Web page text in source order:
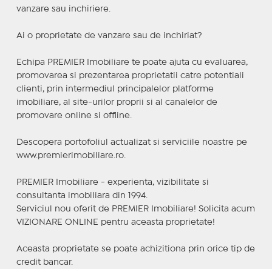
vanzare sau inchiriere.
Ai o proprietate de vanzare sau de inchiriat?
Echipa PREMIER Imobiliare te poate ajuta cu evaluarea,
promovarea si prezentarea proprietatii catre potentiali
clienti, prin intermediul principalelor platforme
imobiliare, al site-urilor proprii si al canalelor de
promovare online si offline.
Descopera portofoliul actualizat si serviciile noastre pe
www.premierimobiliare.ro.
PREMIER Imobiliare - experienta, vizibilitate si
consultanta imobiliara din 1994.
Serviciul nou oferit de PREMIER Imobiliare! Solicita acum
VIZIONARE ONLINE pentru aceasta proprietate!
Aceasta proprietate se poate achizitiona prin orice tip de
credit bancar.